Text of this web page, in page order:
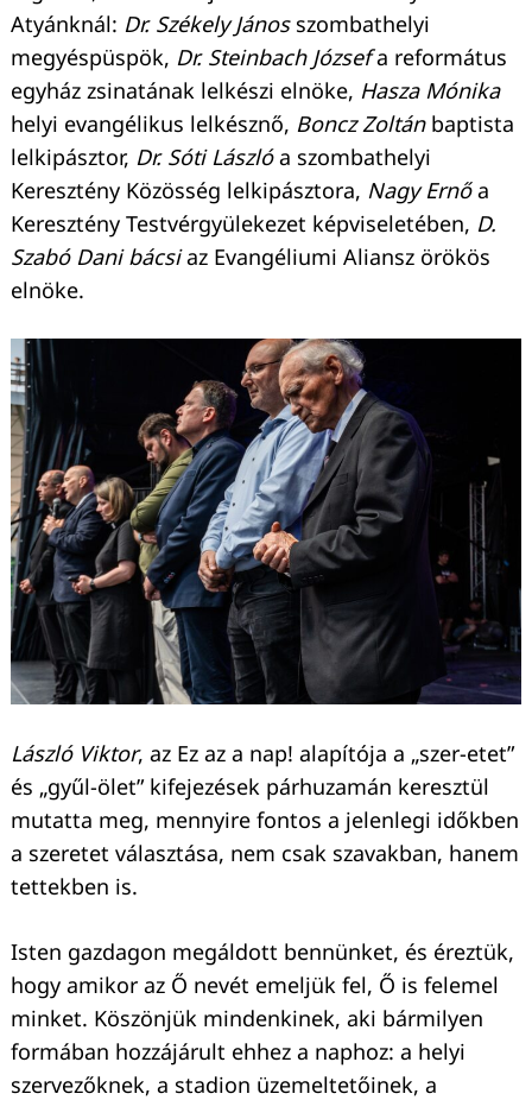
Atyánknál: Dr. Székely Jánosszombathelyi
megyéspüspök, Dr. Steinbach Józsefa református
egyház zsinatának lelkészi elnöke, Hasza Mónika
helyi evangélikus lelkésznő, Boncz Zoltánbaptista
lelkipásztor, Dr. Sóti Lászlóa szombathelyi
Keresztény Közösség lelkipásztora, Nagy Ernőa
Keresztény Testvérgyülekezet képviseletében, D.
Szabó Dani bácsiaz Evangéliumi Aliansz örökös
elnöke.
László Viktor, az Ez az a nap! alapítója a „szer-etet”
és „gyűl-ölet” kifejezések párhuzamán keresztül
mutatta meg, mennyire fontos a jelenlegi időkben
a szeretet választása, nem csak szavakban, hanem
tettekben is.
Isten gazdagon megáldott bennünket, és éreztük,
hogy amikor az Ő nevét emeljük fel, Ő is felemel
minket. Köszönjük mindenkinek, aki bármilyen
formában hozzájárult ehhez a naphoz: a helyi
szervezőknek, a stadion üzemeltetőinek, a